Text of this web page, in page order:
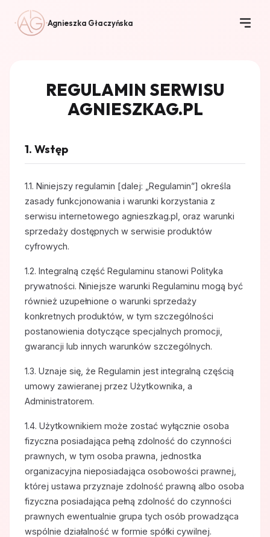
Agnieszka Głaczyńska
REGULAMIN SERWISU
AGNIESZKAG.PL
1. Wstęp
1.1. Niniejszy regulamin [dalej: „Regulamin”] określa
zasady funkcjonowania i warunki korzystania z
serwisu internetowego agnieszkag.pl, oraz warunki
sprzedaży dostępnych w serwisie produktów
cyfrowych.
1.2. Integralną część Regulaminu stanowi Polityka
prywatności. Niniejsze warunki Regulaminu mogą być
również uzupełnione o warunki sprzedaży
konkretnych produktów, w tym szczególności
postanowienia dotyczące specjalnych promocji,
gwarancji lub innych warunków szczególnych.
1.3. Uznaje się, że Regulamin jest integralną częścią
umowy zawieranej przez Użytkownika, a
Administratorem.
1.4. Użytkownikiem może zostać wyłącznie osoba
fizyczna posiadająca pełną zdolność do czynności
prawnych, w tym osoba prawna, jednostka
organizacyjna nieposiadająca osobowości prawnej,
której ustawa przyznaje zdolność prawną albo osoba
fizyczna posiadająca pełną zdolność do czynności
prawnych ewentualnie grupa tych osób prowadząca
wspólnie działalność w formie spółki cywilnej.